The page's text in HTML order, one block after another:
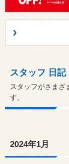
スタッフ 日記
スタッフがさまざ
す。
2024年1月